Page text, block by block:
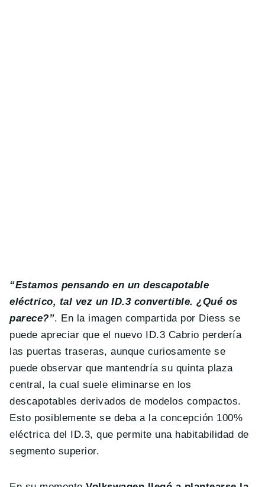
“Estamos pensando en un descapotable
eléctrico, tal vez un ID.3 convertible. ¿Qué os
parece?”. En la imagen compartida por Diess se
puede apreciar que el nuevo ID.3 Cabrio perdería
las puertas traseras, aunque curiosamente se
puede observar que mantendría su quinta plaza
central, la cual suele eliminarse en los
descapotables derivados de modelos compactos.
Esto posiblemente se deba a la concepción 100%
eléctrica del ID.3, que permite una habitabilidad de
segmento superior.